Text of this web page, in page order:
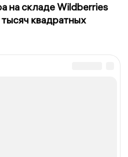
на складе Wildberries
квадратных